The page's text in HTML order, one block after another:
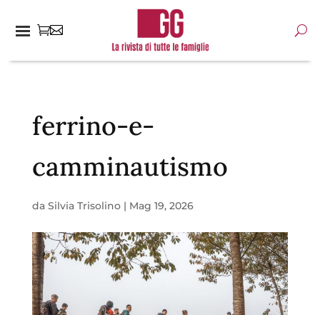
ferrino-e-
camminautismo
da Silvia Trisolino| Mag 19, 2026